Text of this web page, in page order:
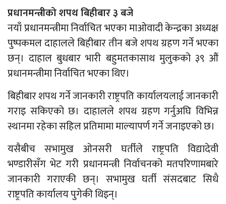
प्रधानमन्त्रीको शपथ बिहीबार ३ बजे
नयाँ प्रधानमन्त्रीमा निर्वाचित भएका माओवादी केन्द्रका अध्यक्ष
पुष्पकमल दाहालले बिहीबार तीन बजे शपथ ग्रहण गर्ने भएका
छन्। दाहाल बुधबार भारी बहुमतकासाथ मुलुकको ३९ औं
प्रधानमन्त्रीमा निर्वाचित भएका थिए।
बिहीबार शपथ गर्ने जानकारी राष्ट्रपति कार्यालयलाई जानकारी
गराइ सकिएको छ। दाहालले शपथ ग्रहण गर्नुअघि विभिन्न
स्थानमा रहेका सहिल प्रतिमामा माल्यापर्ण गर्ने जनाइएको छ।
यसैबीच सभामुख ओनसरी घर्तीले राष्ट्रपति विद्यादेवी
भण्डारीसँग भेट गरी प्रधानमन्त्री निर्वाचनको मतपरिणामबारे
जानकारी गराएकी छन्। सभामुख घर्ती संसदबाट सिधै
राष्ट्रपति कार्यालय पुगेकी थिइन्।